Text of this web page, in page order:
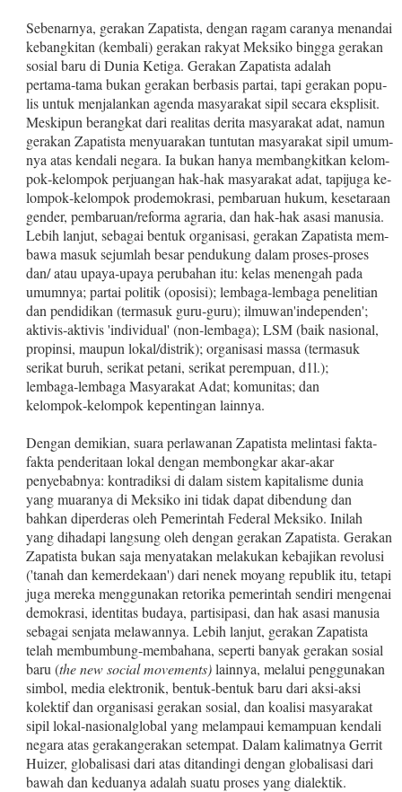
Sebenarnya, gerakan Zapatista, dengan ragam caranya me­nandai
kebangkitan (kembali) gerakan rakyat Meksiko bingga gerakan
sosial baru di Dunia Ketiga. Gerakan Zapatista adalah
pertama‑tama bukan gerakan berbasis partai, tapi gerakan popu­
lis untuk menjalankan agenda masyarakat sipil secara eksplisit.
Meskipun berangkat dari realitas derita masyarakat adat, namun
gerakan Zapatista menyuarakan tuntutan masyarakat sipil umum­
nya atas kendali negara. Ia bukan hanya membangkitkan kelom­
pok‑kelompok perjuangan hak‑hak masyarakat adat, tapijuga ke­
lompok‑kelompok prodemokrasi, pembaruan hukum, kesetaraan
gender, pembaruan/reforma agraria, dan hak‑hak asasi manusia.
Lebih lanjut, sebagai bentuk organisasi, gerakan Zapatista mem­
bawa masuk sejumlah besar pendukung dalam proses‑proses
dan/ atau upaya‑upaya perubahan itu: kelas menengah pada
umum­nya; partai politik (oposisi); lembaga‑lembaga penelitian
dan pen­didikan (termasuk guru‑guru); ilmuwan'independen';
aktivis‑ak­tivis 'individual' (non‑lembaga); LSM (baik nasional,
propinsi, maupun lokal/distrik); organisasi massa (termasuk
serikat buruh, serikat petani, serikat perempuan, d1l.);
lembaga‑lembaga Masya­rakat Adat; komunitas; dan
kelompok‑kelompok kepentingan lainnya.
Dengan demikian, suara perlawanan Zapatista melintasi fakta­
fakta penderitaan lokal dengan membongkar akar‑akar
penyebab­nya: kontradiksi di dalam sistem kapitalisme dunia
yang muara­nya di Meksiko ini tidak dapat dibendung dan
bahkan diperderas oleh Pemerintah Federal Meksiko. Inilah
yang dihadapi langsung oleh dengan gerakan Zapatista. Gerakan
Zapatista bukan saja me­nyatakan melakukan kebajikan revolusi
('tanah dan kemerdeka­an') dari nenek moyang republik itu, tetapi
juga mereka meng­gunakan retorika pemerintah sendiri mengenai
demokrasi, identi­tas budaya, partisipasi, dan hak asasi manusia
sebagai senjata melawannya. Lebih lanjut, gerakan Zapatista
telah membum­bung‑membahana, seperti banyak gerakan sosial
baru (the new social movements)lainnya, melalui penggunakan
simbol, media elektronik, bentuk‑bentuk baru dari aksi‑aksi
kolektif dan organi­sasi gerakan sosial, dan koalisi masyarakat
sipil lokal‑nasional­global yang melampaui kemampuan kendali
negara atas gerakan­gerakan setempat. Dalam kalimatnya Gerrit
Huizer, globalisasi dari atas ditandingi dengan globalisasi dari
bawah dan keduanya adalah suatu proses yang dialektik.